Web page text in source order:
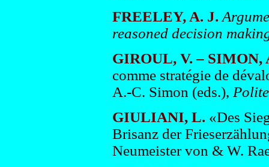
FREELEY, A. J.
reasoned decision
GIROUL, V. – SIMON,
comme stratégie de
A.-C. Simon (eds.),
GIULIANI, L. «Des
Brisanz der
Neumeister von & W.